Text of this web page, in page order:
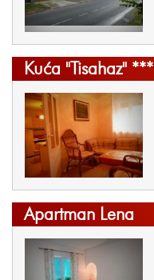
Kuća "Tisahaz" ***
Apartman Lena